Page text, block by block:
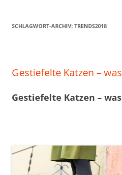
SCHLAGWORT-ARCHIV: TRENDS2018
Gestiefelte Katzen –
Gestiefelte Katzen –